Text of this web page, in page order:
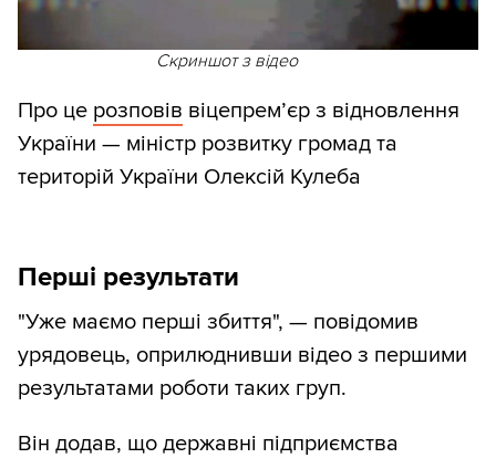
Скриншот з відео
Про це розповів віцепрем’єр з відновлення
України — міністр розвитку громад та
територій України Олексій Кулеба
Перші результати
"Уже маємо перші збиття", — повідомив
урядовець, оприлюднивши відео з першими
результатами роботи таких груп.
Він додав, що державні підприємства